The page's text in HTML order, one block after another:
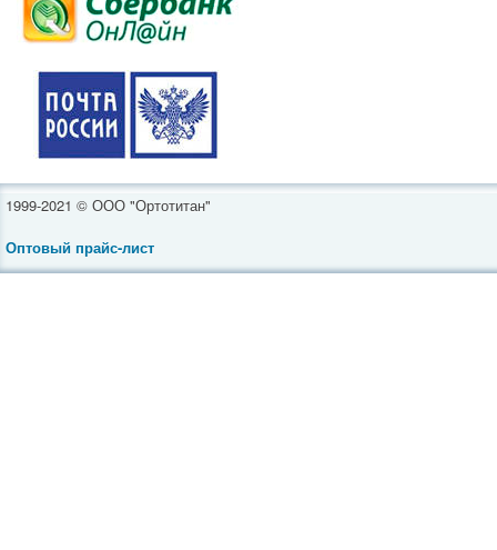
1999-2021 © ООО "Ортотитан"
Оптовый прайс-лист